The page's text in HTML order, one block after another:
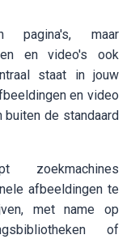
pagina's, maar
en video's ook
staat in jouw
en video
de standaard
zoekmachines
afbeeldingen te
met name op
of